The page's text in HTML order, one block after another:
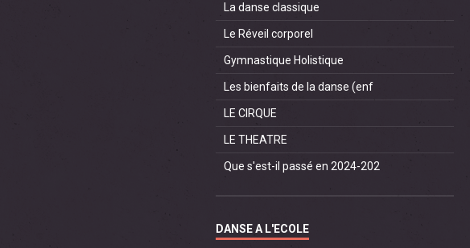
La danse classique
Le Réveil corporel
Gymnastique Holistique
Les bienfaits de la danse (enf
LE CIRQUE
LE THEATRE
Que s'est-il passé en 2024-202
DANSE A L'ECOLE